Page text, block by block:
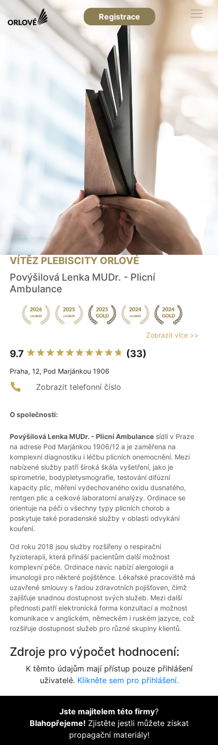
Registrace
VÍTĚZ PLEBISCITY ORLOVÉ
Povýšilová Lenka MUDr. - Plicní
Ambulance
Zobrazit více >>
9.7 (33)
Praha, 12, Pod Marjánkou 1906
Zobrazit telefonní číslo
O společnosti:
Povýšilová Lenka MUDr. - Plicní Ambulance sídlí v Praze
na adrese Pod Marjánkou 1906/12 a je zaměřena na
komplexní diagnostiku i léčbu plicních onemocnění. Mezi
nabízené služby patří široká škála vyšetření, jako je
spirometrie, bodypletysmografie, testování difúzní
kapacity plic, měření vydechovaného oxidu dusnatého,
rentgen plic a celkové laboratorní analýzy. Ordinace se
orientuje na péči o všechny typy plicních chorob a
poskytuje také poradenské služby v oblasti odvykání
kouření.
Od roku 2018 jsou služby rozšířeny o respirační
fyzioterapii, která přináší pacientům další možnost
komplexní péče. Ordinace navíc nabízí alergologii a
imunologii pro některé pojištěnce. Lékařské pracoviště má
uzavřené smlouvy s řadou zdravotních pojišťoven, čímž
zajišťuje snadnou dostupnost svých služeb. Mezi další
přednosti patří elektronická forma konzultací a možnost
komunikace v anglickém, německém i ruském jazyce, což
rozšiřuje dostupnost služeb pro různé skupiny klientů.
Zdroje pro výpočet hodnocení:
K těmto údajům mají přístup pouze přihlášení
uživatelé. Klikněte sem pro přihlášení.
Jste majitelem této firmy?
Blahopřejeme! Zjistěte jestli můžete získat
propagační materiály!